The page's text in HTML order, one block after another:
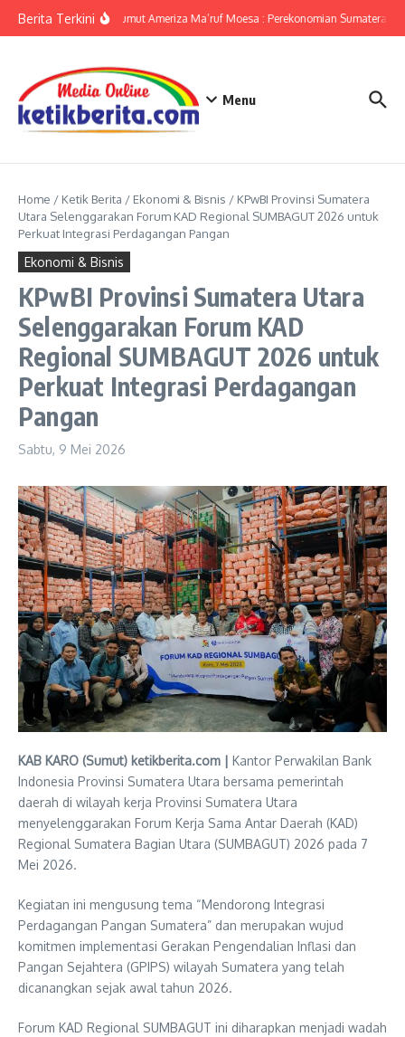
Berita TerkiniKPwBI Sumut Ameriza Ma’ruf Moesa : Perekonomian Sumatera
Menu
Home / Ketik Berita / Ekonomi & Bisnis / KPwBI Provinsi Sumatera
Utara Selenggarakan Forum KAD Regional SUMBAGUT 2026 untuk
Perkuat Integrasi Perdagangan Pangan
Ekonomi & Bisnis
KPwBI Provinsi Sumatera Utara
Selenggarakan Forum KAD
Regional SUMBAGUT 2026 untuk
Perkuat Integrasi Perdagangan
Pangan
Sabtu, 9 Mei 2026
KAB KARO (Sumut) ketikberita.com | Kantor Perwakilan Bank
Indonesia Provinsi Sumatera Utara bersama pemerintah
daerah di wilayah kerja Provinsi Sumatera Utara
menyelenggarakan Forum Kerja Sama Antar Daerah (KAD)
Regional Sumatera Bagian Utara (SUMBAGUT) 2026 pada 7
Mei 2026.
Kegiatan ini mengusung tema “Mendorong Integrasi
Perdagangan Pangan Sumatera” dan merupakan wujud
komitmen implementasi Gerakan Pengendalian Inflasi dan
Pangan Sejahtera (GPIPS) wilayah Sumatera yang telah
dicanangkan sejak awal tahun 2026.
Forum KAD Regional SUMBAGUT ini diharapkan menjadi wadah